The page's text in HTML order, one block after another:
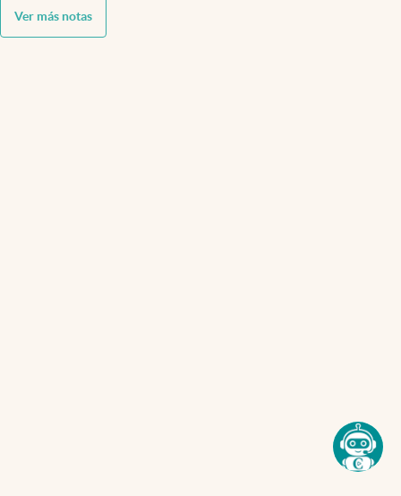
Ver más notas